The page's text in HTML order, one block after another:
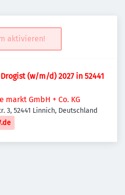
aktivieren!
(w/m/d) 2027 in 52441
markt GmbH + Co. KG
3, 52441 Linnich, Deutschland